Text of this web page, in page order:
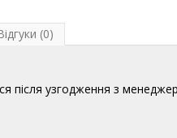
(0)
після узгодження з